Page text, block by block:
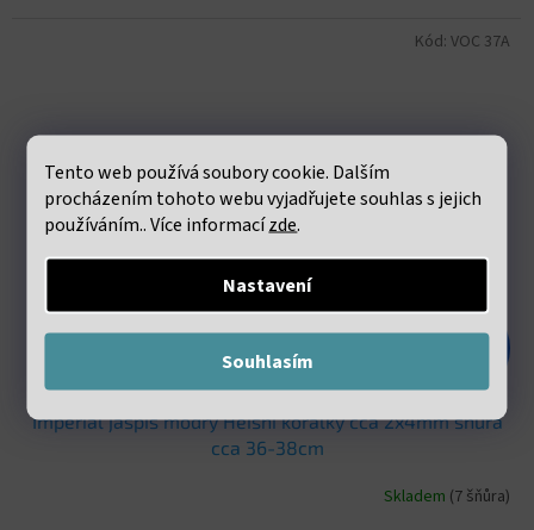
Tento web používá soubory cookie. Dalším
procházením tohoto webu vyjadřujete souhlas s jejich
používáním.. Více informacízde.
Nastavení
Souhlasím
Imperial jaspis modrý Heishi korálky cca 2x4mm šňůra
cca 36-38cm
Skladem (7 šňůra)
Kód: VOC 37A